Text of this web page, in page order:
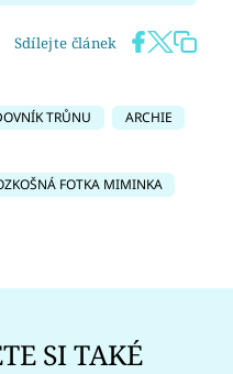
Sdílejte článek
TRŮNU
ARCHIE
FOTKA MIMINKA
SI TAKÉ